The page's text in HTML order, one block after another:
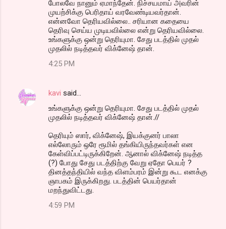
போலவே நானும் ஏமாந்தேன். நிச்சயமாய் அவரின்
முயற்சிக்கு பெரிதாய் வரவேண்டியவர்தான்.
என்னவோ தெரியவில்லை.. சரியான கதையை
தெரிவு செய்ய முடியவில்லை என்று தெரியவில்லை.
உங்களுக்கு ஒன்று தெரியுமா. சேது படத்தில் முதல்
முதலில் நடித்தவர் விக்னேஷ் தான்.
4:25 PM
kavi said…
உங்களுக்கு ஒன்று தெரியுமா. சேது படத்தில் முதல்
முதலில் நடித்தவர் விக்னேஷ் தான்.//
தெரியும் ஸார், விக்னேஷ், இயக்குனர் பாலா
எல்லோரும் ஒரே ரூமில் தங்கியிருந்தவர்கள் என
கேள்விப்பட்டிருக்கிறேன். ஆனால் விக்னேஷ் நடித்த
(?) போது சேது படத்திற்கு வேறு ஏதோ பெயர் ?
தினத்தந்தியில் வந்த விளம்பரம் இன்று கூட எனக்கு
ஞாபகம் இருக்கிறது. படத்தின் பெயர்தான்
மறந்துவிட்டது.
4:59 PM